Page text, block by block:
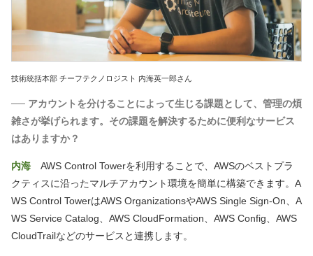
技術統括本部 チーフテクノロジスト 内海英一郎さん
── アカウントを分けることによって生じる課題として、管理の煩
雑さが挙げられます。その課題を解決するために便利なサービス
はありますか？
内海 AWS Control Towerを利用することで、AWSのベストプラ
クティスに沿ったマルチアカウント環境を簡単に構築できます。A
WS Control TowerはAWS OrganizationsやAWS Single Sign-On、A
WS Service Catalog、AWS CloudFormation、AWS Config、AWS
CloudTrailなどのサービスと連携します。